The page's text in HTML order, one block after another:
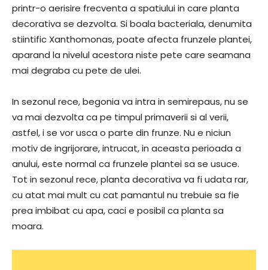
printr-o aerisire frecventa a spatiului in care planta
decorativa se dezvolta. Si boala bacteriala, denumita
stiintific Xanthomonas, poate afecta frunzele plantei,
aparand la nivelul acestora niste pete care seamana
mai degraba cu pete de ulei.
In sezonul rece, begonia va intra in semirepaus, nu se
va mai dezvolta ca pe timpul primaverii si al verii,
astfel, i se vor usca o parte din frunze. Nu e niciun
motiv de ingrijorare, intrucat, in aceasta perioada a
anului, este normal ca frunzele plantei sa se usuce.
Tot in sezonul rece, planta decorativa va fi udata rar,
cu atat mai mult cu cat pamantul nu trebuie sa fie
prea imbibat cu apa, caci e posibil ca planta sa
moara.